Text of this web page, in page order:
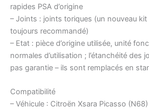
rapides PSA d’origine
– Joints : joints toriques (un nouveau
toujours recommandé)
– Etat : pièce d’origine utilisée, unité
normales d’utilisation ; l’étanchéité des
pas garantie – ils sont remplacés en
Compatibilité
– Véhicule : Citroën Xsara Picasso (N68)